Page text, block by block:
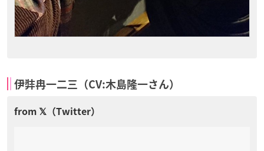
伊弉冉一二三（CV:木島隆一さん）